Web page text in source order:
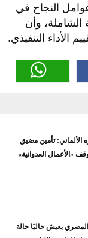
النجاح في
الشاملة، وأن
الأداء التنفيذي.
الألماني: تأمين مضيق
«الأعمال العدوانية»
يعيش حاليًا حالة